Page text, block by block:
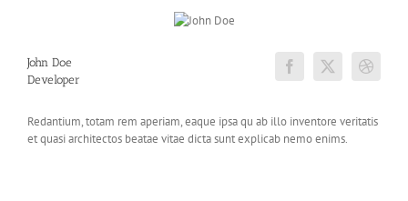
John Doe
Developer
Redantium, totam rem aperiam, eaque ipsa qu ab illo inventore veritatis
et quasi architectos beatae vitae dicta sunt explicab nemo enims.